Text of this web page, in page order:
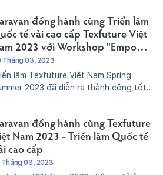
Đây là sự kiện nhằm đánh dấu một
hành...
đồng hành cùng Triển lãm
tế vải cao cấp Texfuture Việt
2023 với Workshop "Empower
Brands - Tiếp sức thương hiệu
trang Việt"
Tháng 03, 2023
lãm Texfuture Việt Nam Spring
2023 đã diễn ra thành công tốt
khách tham dự, trong đó có hơn...
đồng hành cùng Texfuture
Nam 2023 - Triển lãm Quốc tế
cao cấp
Tháng 03, 2023